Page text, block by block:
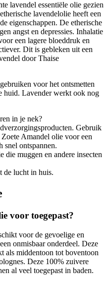
lavendel essentiële olie gezien
lavendelolie heeft een
eigenschappen. De etherische
angst en depressies. Inhalatie
een lagere bloeddruk en
Dit is gebleken uit een
door Thaise
voor het ontsmetten
huid. Lavender werkt ook nog
in je nek?
Gebruik
Amandel olie voor een
snel ontspannen.
die muggen en andere insecten
de lucht in huis.
voor toegepast?
voor de gevoelige en
onmisbaar onderdeel. Deze
als middentoon tot boventoon
Deze 100% zuivere
al veel toegepast in baden.